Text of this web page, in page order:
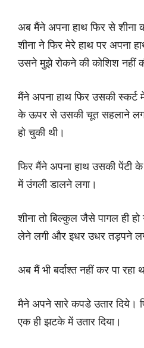
अब मैंने अपना हाथ फिर से शीना
शीना ने फिर मेरे हाथ पर अपना
उसने मुझे रोकने की कोशिश नहीं
मैंने अपना हाथ फिर उसकी स्कर्ट
के ऊपर से उसकी चूत सहलाने
हो चुकी थी।
फिर मैंने अपना हाथ उसकी पेंटी
में उंगली डालने लगा।
शीना तो बिल्कुल जैसे पागल ही
लेने लगी और इधर उधर तड़पने
अब मैं भी बर्दाश्त नहीं कर पा रहा
मैने अपने सारे कपडे उतार दिये।
एक ही झटके में उतार दिया।